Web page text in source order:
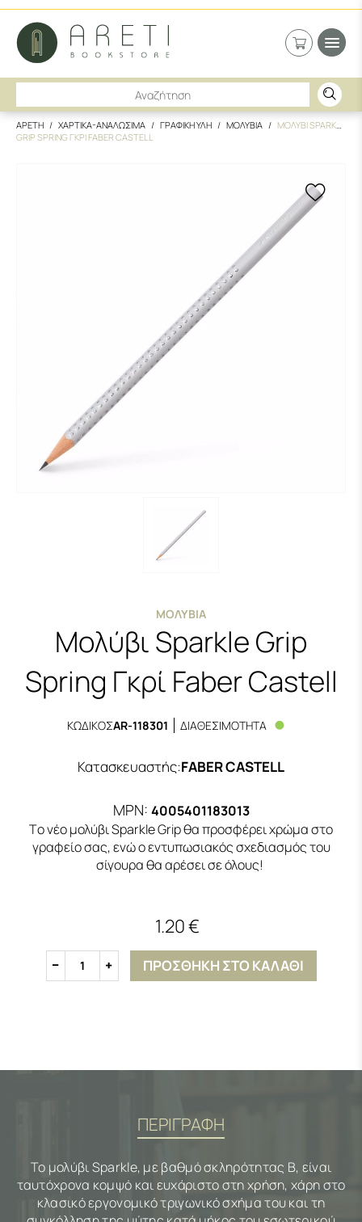
ΑΡΕΤΗ ΧΑΡΤΙΚΑ-ΑΝΑΛΩΣΙΜΑ ΓΡΑΦΙΚΗ ΥΛΗ ΜΟΛΥΒΙΑ
ΜΟΛΥΒΙ SPARKLE
GRIP SPRING ΓΚΡΙ FABER CASTELL
ΜΟΛΎΒΙΑ
Μολύβι Sparkle Grip
Spring Γκρί Faber Castell
ΚΩΔΙΚΟΣAR-118301 ΔΙΑΘΕΣΙΜΟΤΗΤΑ
Κατασκευαστής:FABER CASTELL
MPN: 4005401183013
Tο νέο μολύβι Sparkle Grip θα προσφέρει χρώμα στο
γραφείο σας, ενώ ο εντυπωσιακός σχεδιασμός του
σίγουρα θα αρέσει σε όλους!
1.20 €
1 ΠΡΟΣΘΗΚΗ ΣΤΟ ΚΑΛΑΘΙ
ΠΕΡΙΓΡΑΦΗ
Το μολύβι Sparkle, με βαθμό σκληρότητας Β, είναι
ταυτόχρονα κομψό και ευχάριστο στη χρήση, χάρη στο
κλασικό εργονομικό τριγωνικό σχήμα του και τη